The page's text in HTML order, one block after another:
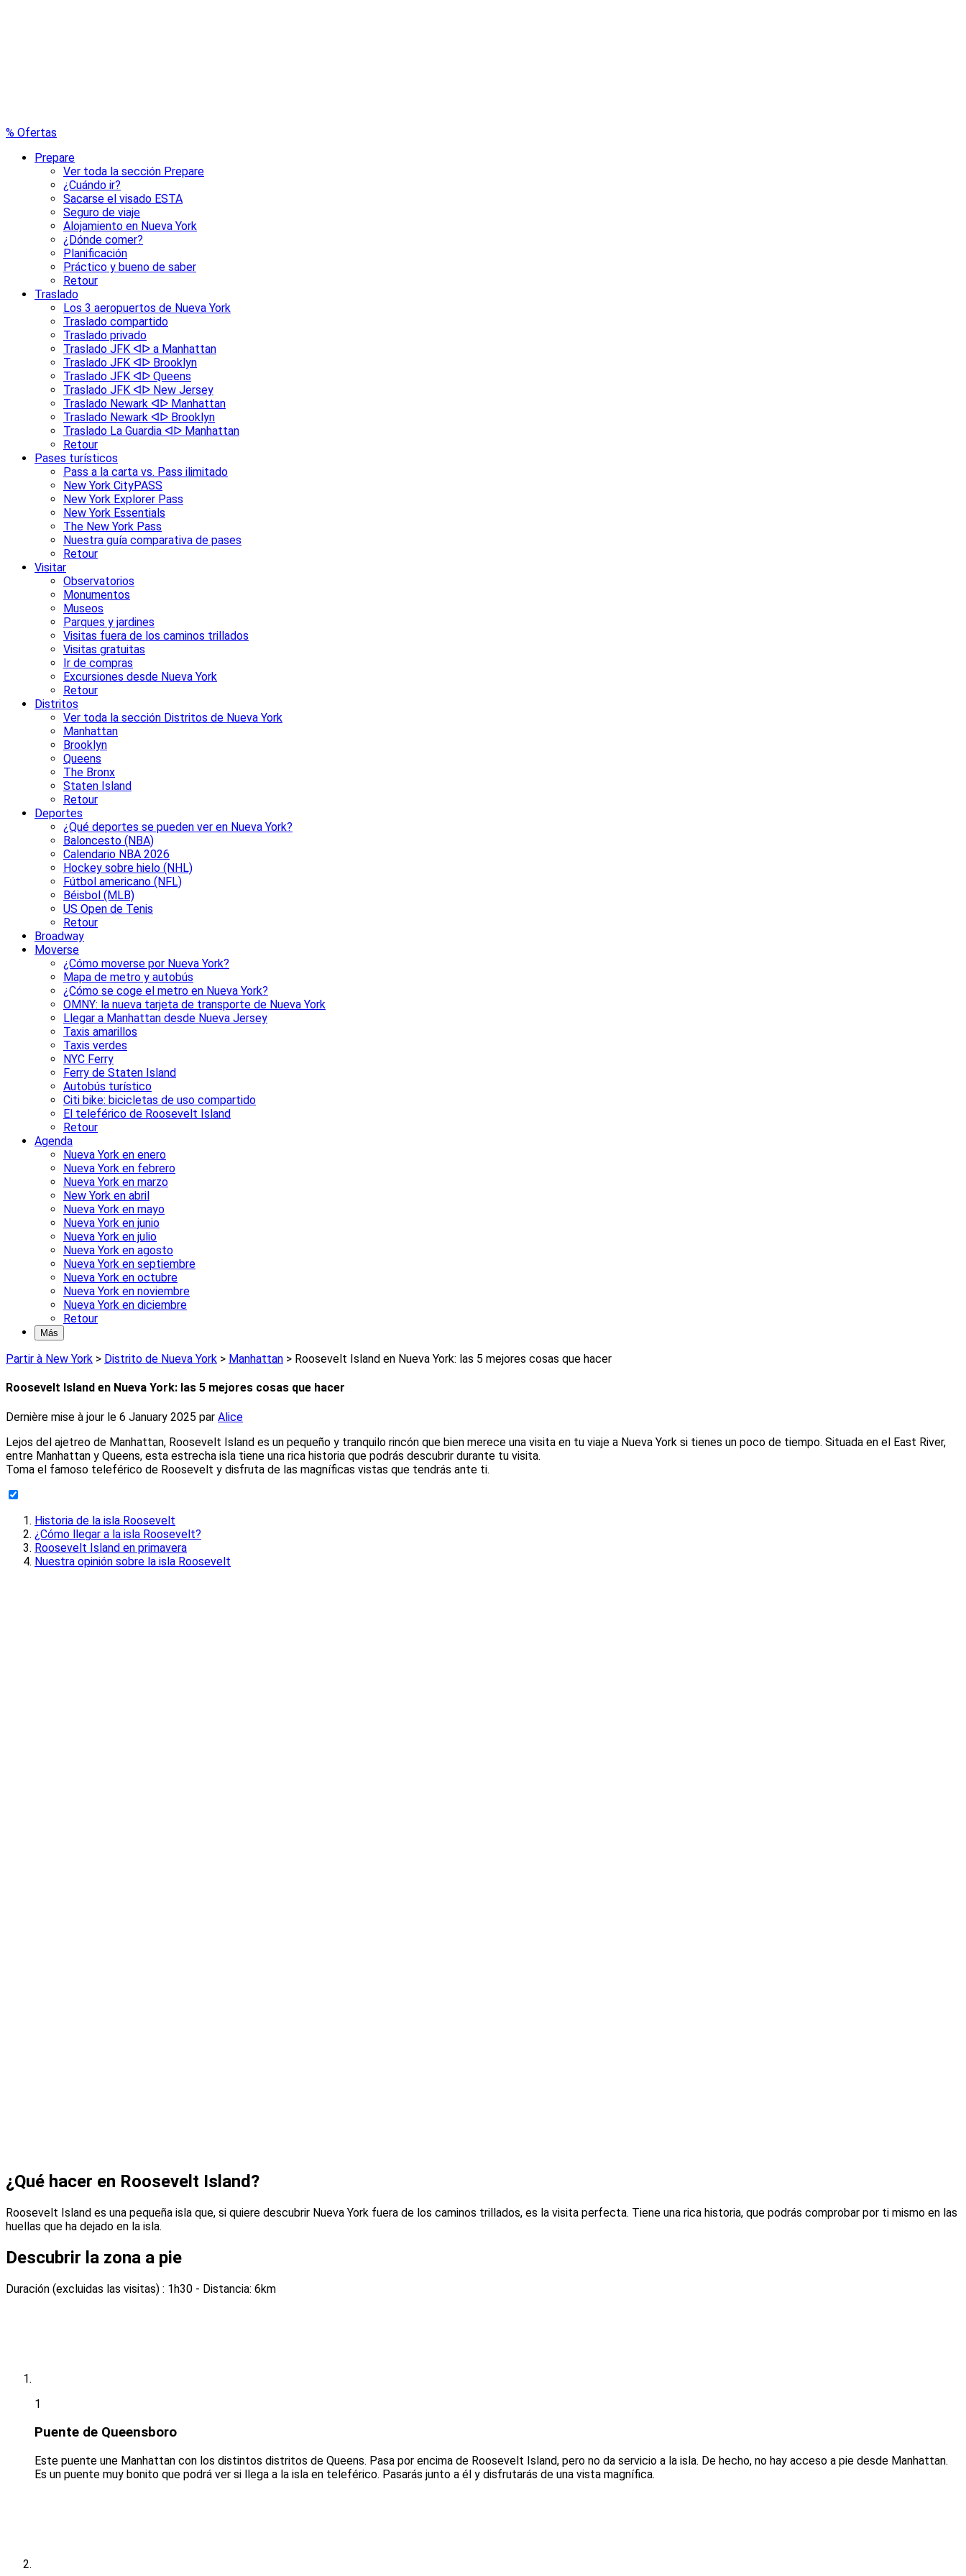
% Ofertas
Prepare
Ver toda la sección Prepare
¿Cuándo ir?
Sacarse el visado ESTA
Seguro de viaje
Alojamiento en Nueva York
¿Dónde comer?
Planificación
Práctico y bueno de saber
Retour
Traslado
Los 3 aeropuertos de Nueva York
Traslado compartido
Traslado privado
Traslado JFK ᐊᐅ a Manhattan
Traslado JFK ᐊᐅ Brooklyn
Traslado JFK ᐊᐅ Queens
Traslado JFK ᐊᐅ New Jersey
Traslado Newark ᐊᐅ Manhattan
Traslado Newark ᐊᐅ Brooklyn
Traslado La Guardia ᐊᐅ Manhattan
Retour
Pases turísticos
Pass a la carta vs. Pass ilimitado
New York CityPASS
New York Explorer Pass
New York Essentials
The New York Pass
Nuestra guía comparativa de pases
Retour
Visitar
Observatorios
Monumentos
Museos
Parques y jardines
Visitas fuera de los caminos trillados
Visitas gratuitas
Ir de compras
Excursiones desde Nueva York
Retour
Distritos
Ver toda la sección Distritos de Nueva York
Manhattan
Brooklyn
Queens
The Bronx
Staten Island
Retour
Deportes
¿Qué deportes se pueden ver en Nueva York?
Baloncesto (NBA)
Calendario NBA 2026
Hockey sobre hielo (NHL)
Fútbol americano (NFL)
Béisbol (MLB)
US Open de Tenis
Retour
Broadway
Moverse
¿Cómo moverse por Nueva York?
Mapa de metro y autobús
¿Cómo se coge el metro en Nueva York?
OMNY: la nueva tarjeta de transporte de Nueva York
Llegar a Manhattan desde Nueva Jersey
Taxis amarillos
Taxis verdes
NYC Ferry
Ferry de Staten Island
Autobús turístico
Citi bike: bicicletas de uso compartido
El teleférico de Roosevelt Island
Retour
Agenda
Nueva York en enero
Nueva York en febrero
Nueva York en marzo
New York en abril
Nueva York en mayo
Nueva York en junio
Nueva York en julio
Nueva York en agosto
Nueva York en septiembre
Nueva York en octubre
Nueva York en noviembre
Nueva York en diciembre
Retour
Más
Partir à New York > Distrito de Nueva York > Manhattan > Roosevelt Island en Nueva York: las 5 mejores cosas que hacer
Roosevelt Island en Nueva York: las 5 mejores cosas que hacer
Dernière mise à jour le 6 January 2025 par Alice
Lejos del ajetreo de Manhattan, Roosevelt Island es un pequeño y tranquilo rincón que bien merece una visita en tu viaje a Nueva York si tienes un poco de tiempo. Situada en el East River,
entre Manhattan y Queens, esta estrecha isla tiene una rica historia que podrás descubrir durante tu visita.
Toma el famoso teleférico de Roosevelt y disfruta de las magníficas vistas que tendrás ante ti.
Historia de la isla Roosevelt
¿Cómo llegar a la isla Roosevelt?
Roosevelt Island en primavera
Nuestra opinión sobre la isla Roosevelt
¿Qué hacer en Roosevelt Island?
Roosevelt Island es una pequeña isla que, si quiere descubrir Nueva York fuera de los caminos trillados, es la visita perfecta. Tiene una rica historia, que podrás comprobar por ti mismo en las
huellas que ha dejado en la isla.
Descubrir la zona a pie
Duración (excluidas las visitas) : 1h30 - Distancia: 6km
1
Puente de Queensboro
Este puente une Manhattan con los distintos distritos de Queens. Pasa por encima de Roosevelt Island, pero no da servicio a la isla. De hecho, no hay acceso a pie desde Manhattan.
Es un puente muy bonito que podrá ver si llega a la isla en teleférico. Pasarás junto a él y disfrutarás de una vista magnífica.